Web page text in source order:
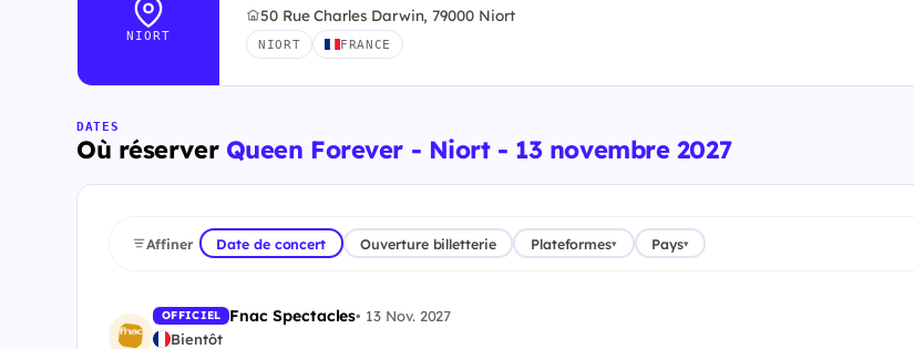
NIORT
50 Rue Charles Darwin, 79000 Niort
NIORT FRANCE
DATES
Où réserver Queen Forever - Niort - 13 novembre 2027
Affiner Date de concert Ouverture billetterie Plateformes▾ Pays▾
OFFICIEL Fnac Spectacles• 13 Nov. 2027
Bientôt